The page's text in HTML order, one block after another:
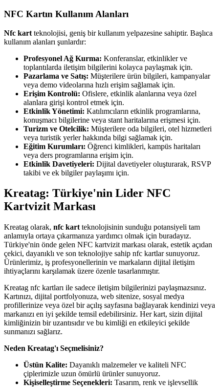
NFC Kartın Kullanım Alanları
Nfc kart teknolojisi, geniş bir kullanım yelpazesine sahiptir. Başlıca
kullanım alanları şunlardır:
Profesyonel Ağ Kurma: Konferanslar, etkinlikler ve
toplantılarda iletişim bilgilerini kolayca paylaşmak için.
Pazarlama ve Satış: Müşterilere ürün bilgileri, kampanyalar
veya demo videolarına hızlı erişim sağlamak için.
Erişim Kontrolü: Ofislere, etkinlik alanlarına veya özel
alanlara girişi kontrol etmek için.
Etkinlik Yönetimi: Katılımcıların etkinlik programlarına,
konuşmacı bilgilerine veya stant haritalarına erişmesi için.
Turizm ve Otelcilik: Müşterilere oda bilgileri, otel hizmetleri
veya turistik yerler hakkında bilgi sağlamak için.
Eğitim Kurumları: Öğrenci kimlikleri, kampüs haritaları
veya ders programlarına erişim için.
Etkinlik Davetiyeleri: Dijital davetiyeler oluşturarak, RSVP
takibi ve ek bilgiler paylaşımı için.
Kreatag: Türkiye'nin Lider NFC
Kartvizit Markası
Kreatag olarak, nfc kart teknolojisinin sunduğu potansiyeli tam
anlamıyla ortaya çıkarmanıza yardımcı olmak için buradayız.
Türkiye'nin önde gelen NFC kartvizit markası olarak, estetik açıdan
çekici, dayanıklı ve son teknolojiye sahip nfc kartlar sunuyoruz.
Ürünlerimiz, iş profesyonellerinin ve markaların dijital iletişim
ihtiyaçlarını karşılamak üzere özenle tasarlanmıştır.
Kreatag nfc kartları ile sadece iletişim bilgilerinizi paylaşmazsınız.
Kartınızı, dijital portfolyonuza, web sitenize, sosyal medya
profillerinize veya özel bir açılış sayfasına bağlayarak kendinizi veya
markanızı en iyi şekilde temsil edebilirsiniz. Her kart, sizin dijital
kimliğinizin bir uzantısıdır ve bu kimliği en etkileyici şekilde
sunmanızı sağlarız.
Neden Kreatag'ı Seçmelisiniz?
Üstün Kalite: Dayanıklı malzemeler ve kaliteli NFC
çiplerimizle uzun ömürlü ürünler sunuyoruz.
Kişiselleştirme Seçenekleri: Tasarım, renk ve işlevsellik